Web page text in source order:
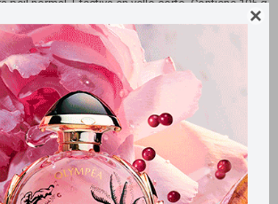

peil normal. Efectiva en vello corto. Contiene 195 g
Métodos y costos de envío
Retiros gratuitos en tiendas
que te pueden interesar